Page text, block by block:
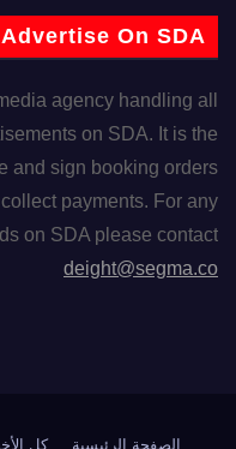
Advertise On SDA
agency handling all
on SDA. It is the
and sign booking orders
payments. For any
on SDA please contact
deight@segma.co
الصفحة الرئيسية كل